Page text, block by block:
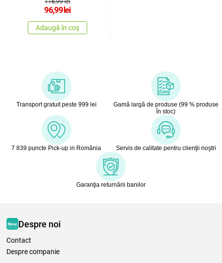
116,99 lei
96,99lei
Adaugă în coș
Transport gratuit peste 999 lei
Gamă largă de produse (99 % produse
în stoc)
7 839 puncte Pick-up in România Servis de calitate pentru clienţii noştri
Garanţia returnării banilor
Despre noi
Contact
Despre companie